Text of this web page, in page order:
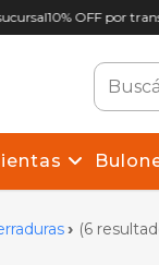
10% OFF por
(6